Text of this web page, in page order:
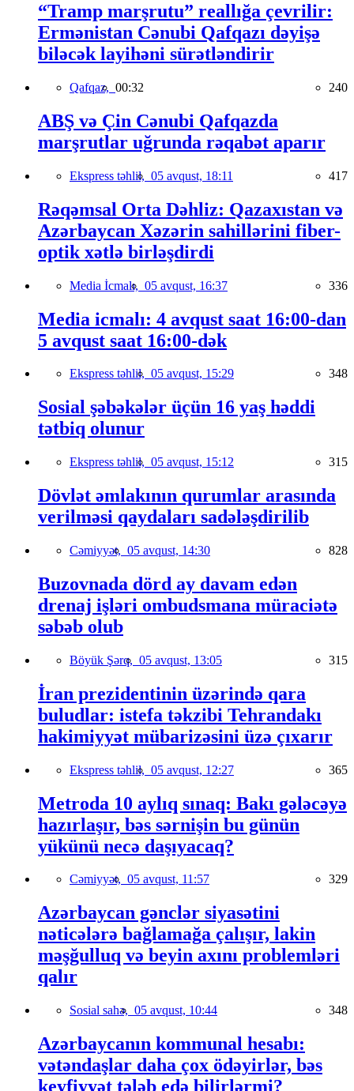
“Tramp marşrutu” reallığa çevrilir:
Ermənistan Cənubi Qafqazı dəyişə
biləcək layihəni sürətləndirir
Qafqaz, 00:32 240
ABŞ və Çin Cənubi Qafqazda
marşrutlar uğrunda rəqabət aparır
Ekspress təhlil, 05 avqust, 18:11 417
Rəqəmsal Orta Dəhliz: Qazaxıstan və
Azərbaycan Xəzərin sahillərini fiber-
optik xətlə birləşdirdi
Media İcmalı, 05 avqust, 16:37 336
Media icmalı: 4 avqust saat 16:00-dan
5 avqust saat 16:00-dək
Ekspress təhlil, 05 avqust, 15:29 348
Sosial şəbəkələr üçün 16 yaş həddi
tətbiq olunur
Ekspress təhlil, 05 avqust, 15:12 315
Dövlət əmlakının qurumlar arasında
verilməsi qaydaları sadələşdirilib
Cəmiyyət, 05 avqust, 14:30 828
Buzovnada dörd ay davam edən
drenaj işləri ombudsmana müraciətə
səbəb olub
Böyük Şərq, 05 avqust, 13:05 315
İran prezidentinin üzərində qara
buludlar: istefa təkzibi Tehrandakı
hakimiyyət mübarizəsini üzə çıxarır
Ekspress təhlil, 05 avqust, 12:27 365
Metroda 10 aylıq sınaq: Bakı gələcəyə
hazırlaşır, bəs sərnişin bu günün
yükünü necə daşıyacaq?
Cəmiyyət, 05 avqust, 11:57 329
Azərbaycan gənclər siyasətini
nəticələrə bağlamağa çalışır, lakin
məşğulluq və beyin axını problemləri
qalır
Sosial sahə, 05 avqust, 10:44 348
Azərbaycanın kommunal hesabı:
vətəndaşlar daha çox ödəyirlər, bəs
keyfiyyət tələb edə bilirlərmi?